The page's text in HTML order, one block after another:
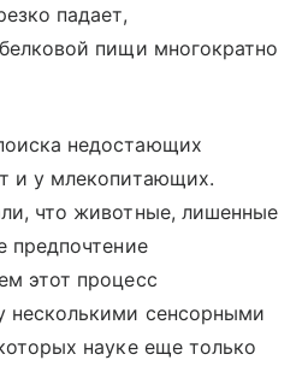
падает,
пищи многократно
недостающих
и у млекопитающих.
что животные, лишенные
предпочтение
этот процесс
несколькими сенсорными
науке еще только